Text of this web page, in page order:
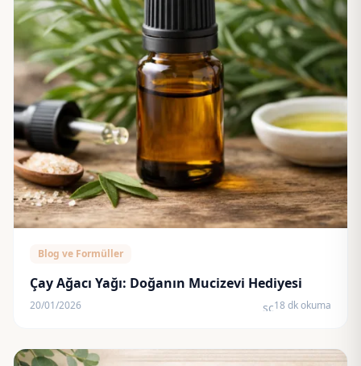
Blog ve Formüller
Çay Ağacı Yağı: Doğanın Mucizevi Hediyesi
20/01/2026 schedule
18 dk okuma